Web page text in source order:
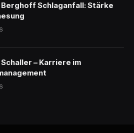
Berghoff Schlaganfall: Stärke
– Karriere im